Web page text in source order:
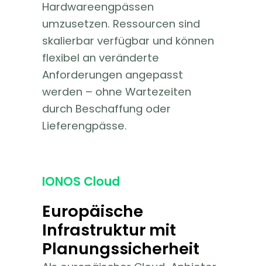
Hardwareengpässen
umzusetzen. Ressourcen sind
skalierbar verfügbar und können
flexibel an veränderte
Anforderungen angepasst
werden – ohne Wartezeiten
durch Beschaffung oder
Lieferengpässe.
IONOS Cloud
Europäische
Infrastruktur mit
Planungssicherheit